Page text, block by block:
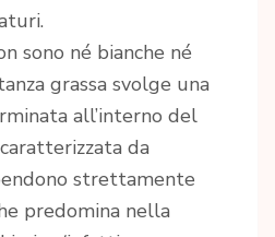
sono né bianche né
grassa svolge una
all’interno del
da
strettamente
predomina nella